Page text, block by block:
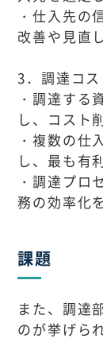
・仕入先の
改善や見直
3．調達コ
・調達する
し、コスト
・複数の仕
し、最も有
・調達プロ
務の効率化
課題
また、調達
のが挙げら